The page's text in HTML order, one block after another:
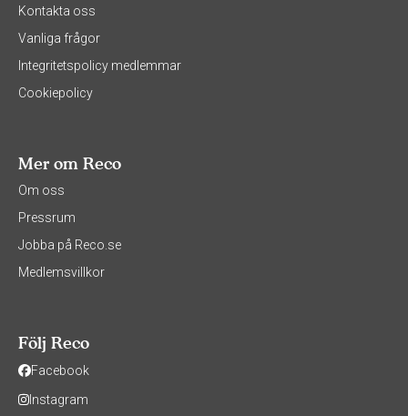
Kontakta oss
Vanliga frågor
Integritetspolicy medlemmar
Cookiepolicy
Mer om Reco
Om oss
Pressrum
Jobba på Reco.se
Medlemsvillkor
Följ Reco
Facebook
Instagram